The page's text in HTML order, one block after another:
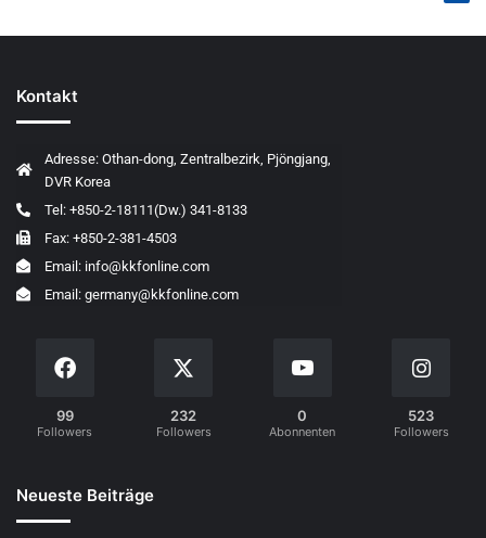
Kontakt
Adresse: Othan-dong, Zentralbezirk, Pjöngjang,
DVR Korea
Tel: +850-2-18111(Dw.) 341-8133
Fax: +850-2-381-4503
Email: info@kkfonline.com
Email: germany@kkfonline.com
99
Followers
232
Followers
0
Abonnenten
523
Followers
Neueste Beiträge